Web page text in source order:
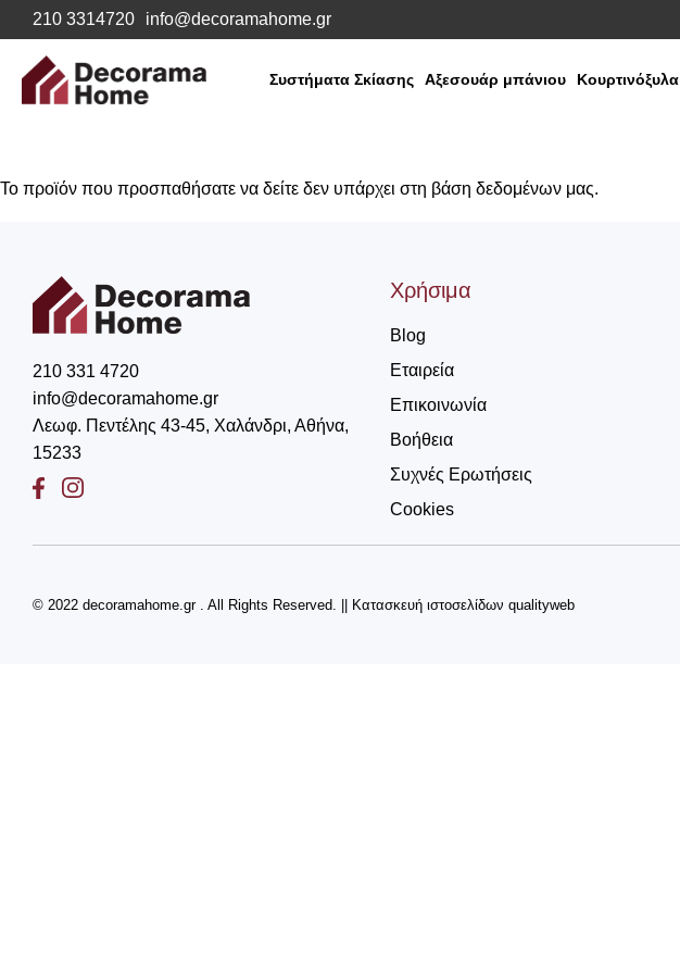
210 3314720 info@decoramahome.gr
Συστήματα Σκίασης Αξεσουάρ μπάνιου Κουρτινόξυλα
Το προϊόν που προσπαθήσατε να δείτε δεν υπάρχει στη βάση δεδομένων μας.
210 331 4720
info@decoramahome.gr
Λεωφ. Πεντέλης 43-45, Χαλάνδρι, Αθήνα,
15233
FacebookInstagram
Χρήσιμα
Blog
Εταιρεία
Επικοινωνία
Βοήθεια
Συχνές Ερωτήσεις
Cookies
© 2022 decoramahome.gr . All Rights Reserved. Κατασκευή ιστοσελίδων qualityweb